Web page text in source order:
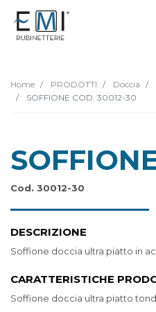
Home PRODOTTI Doccia
SOFFIONE COD. 30012-30
Cod. 30012-30
DESCRIZIONE
Soffione doccia ultra piatto in
CARATTERISTICHE
Soffione doccia ultra piatto